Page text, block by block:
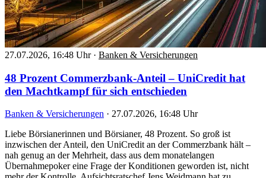
27.07.2026, 16:48 Uhr · Banken & Versicherungen
48 Prozent Commerzbank-Anteil – UniCredit hat
den Machtkampf für sich entschieden
Banken & Versicherungen · 27.07.2026, 16:48 Uhr
Liebe Börsianerinnen und Börsianer, 48 Prozent. So groß ist
inzwischen der Anteil, den UniCredit an der Commerzbank hält –
nah genug an der Mehrheit, dass aus dem monatelangen
Übernahmepoker eine Frage der Konditionen geworden ist, nicht